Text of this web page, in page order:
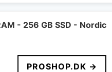
- 256 GB SSD - Nordic
PROSHOP.DK →